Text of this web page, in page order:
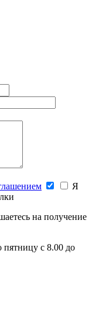
Я
на получение
пятницу с 8.00 до